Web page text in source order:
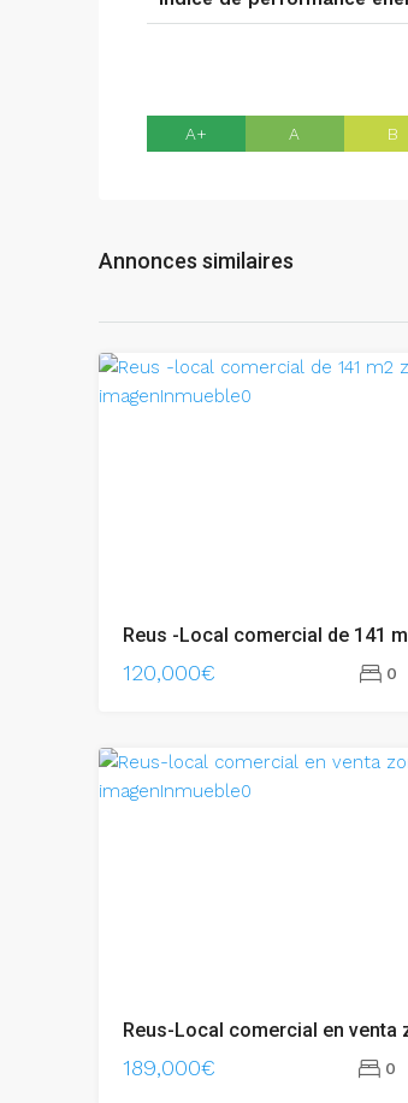
A+ A B
Annonces similaires
120,000€ 0
189,000€ 0